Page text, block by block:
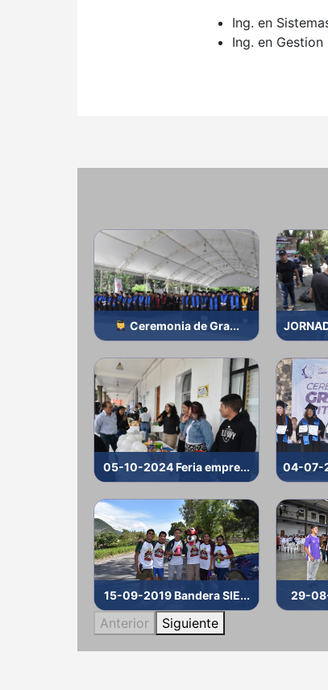
Ing. en
Ing. en Gestion
Ceremonia de Gra...
05-10-2024 Feria empre...
15-09-2019 Bandera SIE... 29-
Anterior Siguiente